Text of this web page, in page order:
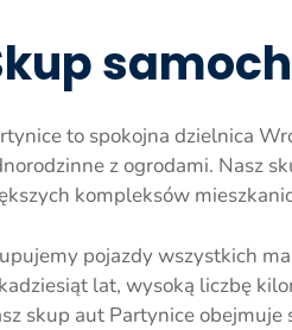
to spokojna dzielnica
z ogrodami. Nasz
kompleksów
pojazdy wszystkich
lat, wysoką liczbę
skup aut Partynice obejmuje